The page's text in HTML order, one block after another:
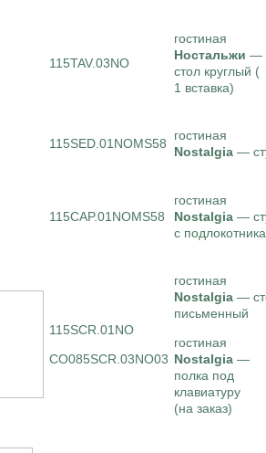
115TAV.03NO
гостиная
Ностальжи —
стол круглый (
1 вставка)
115SED.01NOMS58
гостиная
Nostalgia —
115CAP.01NOMS58
гостиная
Nostalgia —
с
115SCR.01NO
CO085SCR.03NO03
гостиная
Nostalgia —
письменный
гостиная
Nostalgia —
полка под
клавиатуру
(на заказ)